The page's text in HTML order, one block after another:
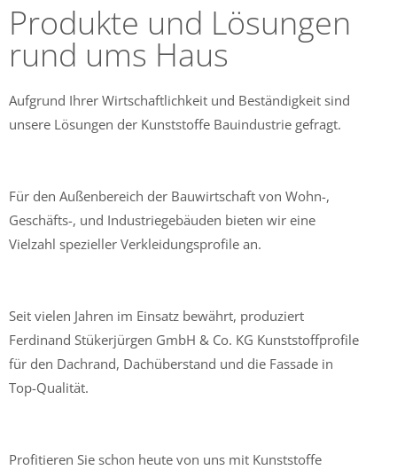
Produkte und Lösungen
rund ums Haus
Aufgrund Ihrer Wirtschaftlichkeit und Beständigkeit sind
unsere Lösungen der Kunststoffe Bauindustrie gefragt.
Für den Außenbereich der Bauwirtschaft von Wohn-,
Geschäfts-, und Industriegebäuden bieten wir eine
Vielzahl spezieller Verkleidungsprofile an.
Seit vielen Jahren im Einsatz bewährt, produziert
Ferdinand Stükerjürgen GmbH & Co. KG Kunststoffprofile
für den Dachrand, Dachüberstand und die Fassade in
Top-Qualität.
Profitieren Sie schon heute von uns mit Kunststoffe